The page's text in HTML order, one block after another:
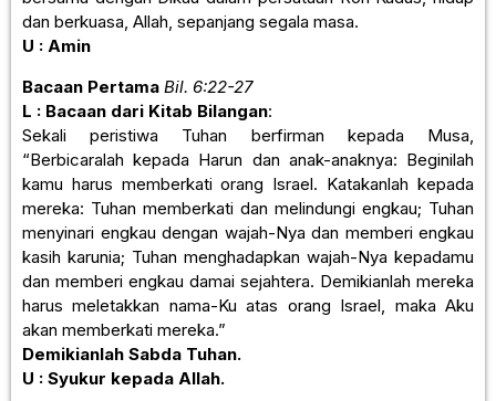
dan berkuasa, Allah, sepanjang segala masa.
U : Amin
Bacaan Pertama Bil. 6:22-27
L : Bacaan dari Kitab Bilangan:
Sekali peristiwa Tuhan berfirman kepada Musa,
“Berbicaralah kepada Harun dan anak-anaknya: Beginilah
kamu harus memberkati orang Israel. Katakanlah kepada
mereka: Tuhan memberkati dan melindungi engkau; Tuhan
menyinari engkau dengan wajah-Nya dan memberi engkau
kasih karunia; Tuhan menghadapkan wajah-Nya kepadamu
dan memberi engkau damai sejahtera. Demikianlah mereka
harus meletakkan nama-Ku atas orang Israel, maka Aku
akan memberkati mereka.”
Demikianlah Sabda Tuhan.
U : Syukur kepada Allah.